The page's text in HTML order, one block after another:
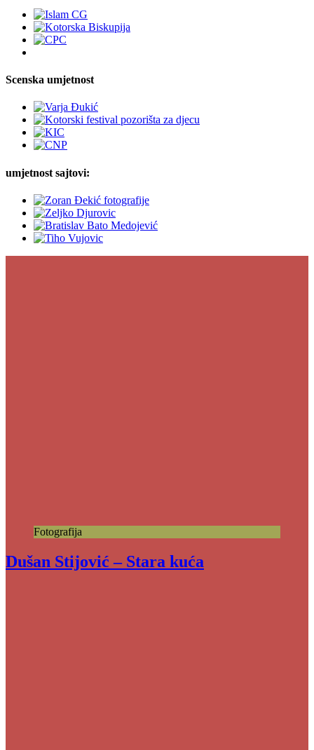
Scenska umjetnost
umjetnost sajtovi:
Fotografija
Dušan Stijović – Stara kuća